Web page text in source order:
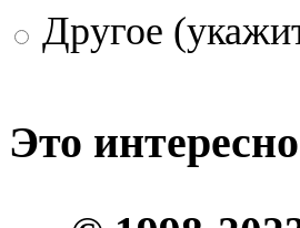
Другое
Это